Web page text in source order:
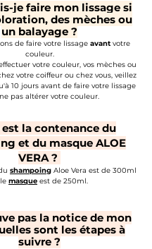
je faire mon lissage si
des mèches ou
un balayage ?
de faire votre lissage avant votre
couleur.
votre couleur, vos mèches ou
votre coiffeur ou chez vous, veillez
10 jours avant de faire votre lissage
pas altérer votre couleur.
la contenance du
et du masque ALOE
VERA ?
shampoing Aloe Vera est de 300ml
masque est de 250ml.
pas la notice de mon
sont les étapes à
suivre ?